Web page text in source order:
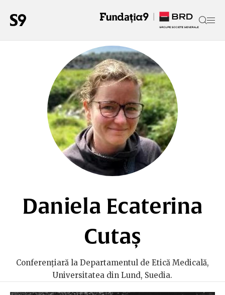
Daniela Ecaterina
Cutaș
Conferențiară la Departamentul de Etică Medicală,
Universitatea din Lund, Suedia.